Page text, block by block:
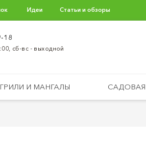
Идеи Статьи и обзоры
18
сб-вс - выходной
ГРИЛИ И МАНГАЛЫ